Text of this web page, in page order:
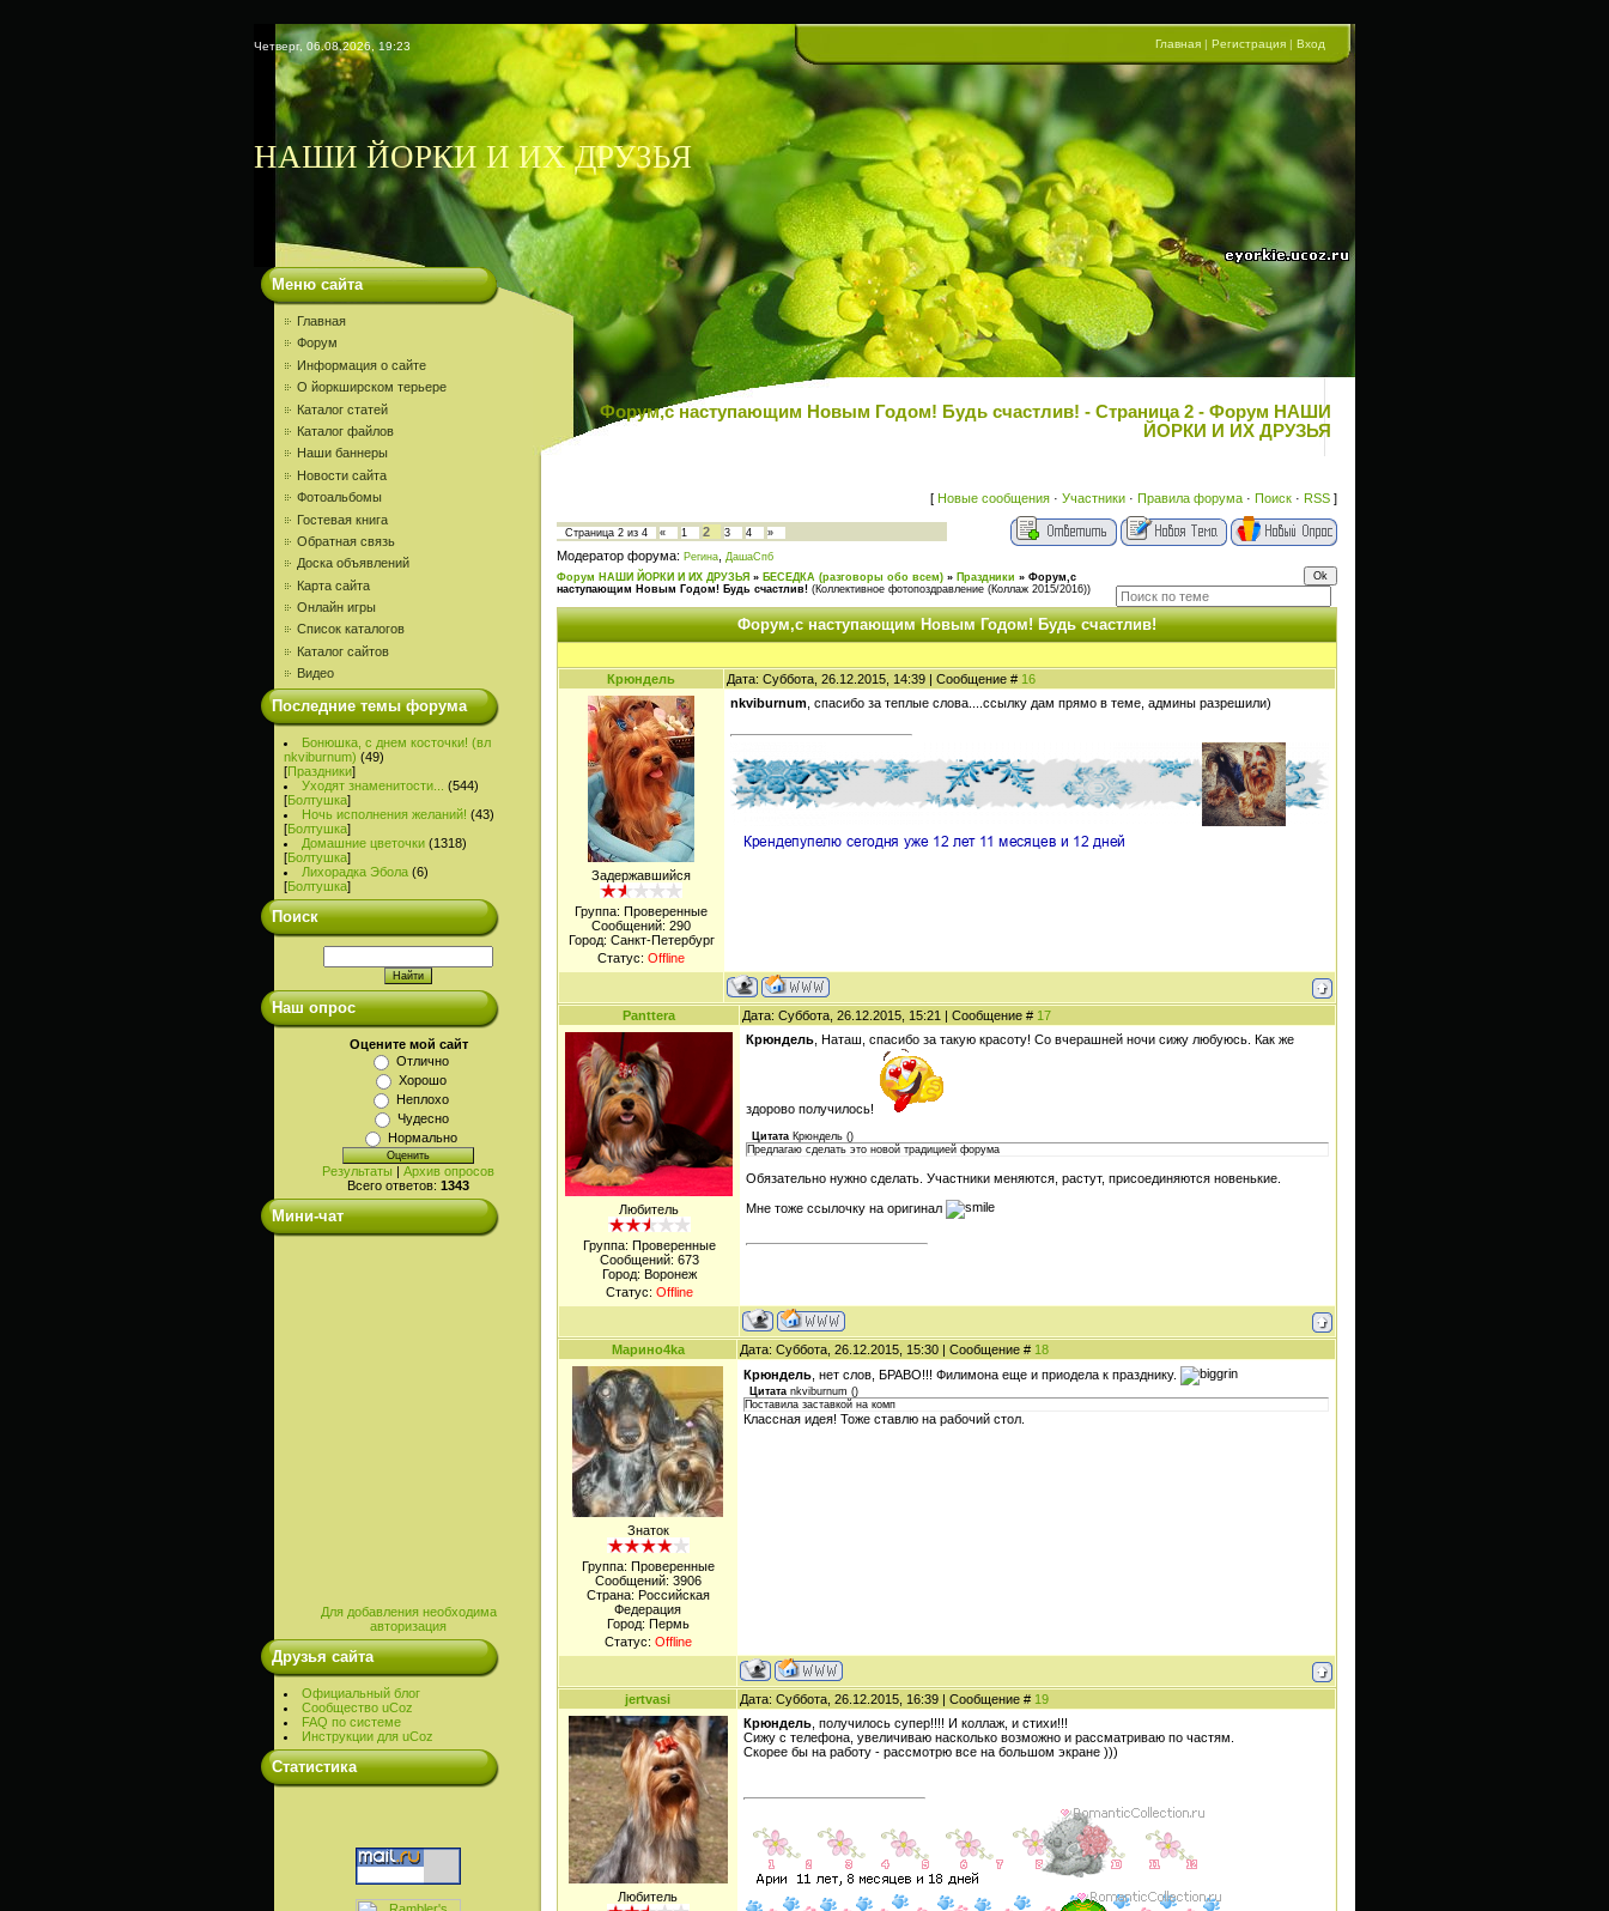
Четверг, 06.08.2026, 19:23 Главная | Регистрация | Вход
НАШИ ЙОРКИ И ИХ ДРУЗЬЯ
Меню сайта
Главная
Форум
Информация о сайте
О йоркширском терьере
Каталог статей
Каталог файлов
Наши баннеры
Новости сайта
Фотоальбомы
Гостевая книга
Обратная связь
Доска объявлений
Карта сайта
Онлайн игры
Список каталогов
Каталог сайтов
Видео
Последние темы форума
Бонюшка, с днем косточки! (вл
nkviburnum) (49)
[Праздники]
Уходят знаменитости...
(544)
[Болтушка]
Ночь исполнения желаний! (43)
[Болтушка]
Домашние цветочки (1318)
[Болтушка]
Лихорадка Эбола (6)
[Болтушка]
Поиск
Наш опрос
Оцените мой сайт
Отлично
Хорошо
Неплохо
Чудесно
Нормально
Результаты | Архив опросов
Всего ответов: 1343
Мини-чат
Для добавления необходима
авторизация
Друзья сайта
Официальный блог
Сообщество uCoz
FAQ по системе
Инструкции для uCoz
Cтатистика
Форум,с наступающим Новым Годом! Будь счастлив! - Страница 2 - Форум НАШИ
ЙОРКИ И ИХ ДРУЗЬЯ
[ Новые сообщения · Участники · Правила форума · Поиск · RSS ]
Страница 2 из 4 « 1 2 3 4 »
Модератор форума: Регина ДашаСпб
Форум НАШИ ЙОРКИ И ИХ ДРУЗЬЯ » БЕСЕДКА (разговоры обо всем) » Праздники » Форум,с
наступающим Новым Годом! Будь счастлив! (Коллективное фотопоздравление (Коллаж 2015/2016))
Форум,с наступающим Новым Годом! Будь счастлив!
Крюндель Дата: Суббота, 26.12.2015, 14:39 | Сообщение # 16
Задержавшийся
Группа: Проверенные
Сообщений: 290
Город: Санкт-Петербург
Статус: Offline
nkviburnum , спасибо за теплые слова....ссылку дам прямо в теме, админы разрешили)
Panttera Дата: Суббота, 26.12.2015, 15:21 | Сообщение # 17
Любитель
Группа: Проверенные
Сообщений: 673
Город: Воронеж
Статус: Offline
Крюндель , Наташ, спасибо за такую красоту! Со вчерашней ночи сижу любуюсь. Как же
здорово получилось!
Цитата Крюндель ()
Предлагаю сделать это новой традицией форума
Обязательно нужно сделать. Участники меняются, растут, присоединяются новенькие.
Мне тоже ссылочку на оригинал
Марино4kа Дата: Суббота, 26.12.2015, 15:30 | Сообщение # 18
Знаток
Группа: Проверенные
Сообщений: 3906
Страна: Российская
Федерация
Город: Пермь
Статус: Offline
Крюндель , нет слов, БРАВО!!! Филимона еще и приодела к празднику.
Цитата nkviburnum ()
Поставила заставкой на комп
Классная идея! Тоже ставлю на рабочий стол.
jertvasi Дата: Суббота, 26.12.2015, 16:39 | Сообщение # 19
Любитель
Крюндель , получилось супер!!!! И коллаж, и стихи!!!
Сижу с телефона, увеличиваю насколько возможно и рассматриваю по частям.
Скорее бы на работу - рассмотрю все на большом экране )))